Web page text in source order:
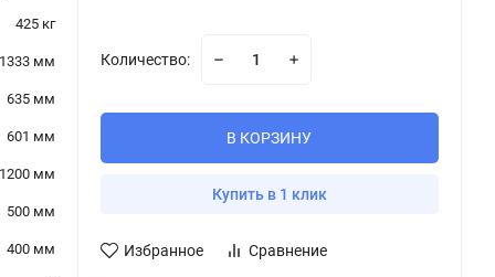
425 кг
1333 мм
635 мм
601 мм
1200 мм
500 мм
400 мм
Количество:
В КОРЗИНУ
Купить в 1 клик
Избранное Сравнение